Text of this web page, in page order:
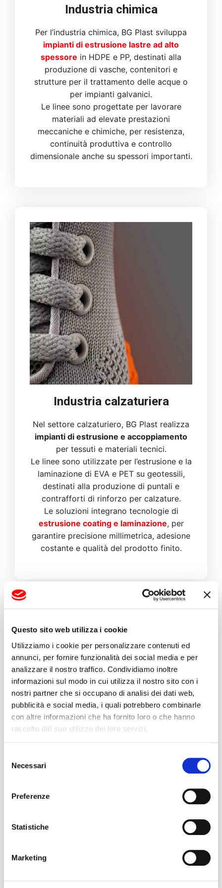
Questo sito web utilizza i cookie
Utilizziamo i cookie per personalizzare contenuti ed
annunci, per fornire funzionalità dei social media e per
analizzare il nostro traffico. Condividiamo inoltre
informazioni sul modo in cui utilizza il nostro sito con i
nostri partner che si occupano di analisi dei dati web,
pubblicità e social media, i quali potrebbero combinarle
con altre informazioni che ha fornito loro o che hanno
raccolto dal suo utilizzo dei loro servizi.
delNecessari
Preferenze
Statistiche
Marketing
Industria chimica
Per l’industria chimica, BG Plast sviluppa
impianti di estrusione lastre ad alto
spessore in HDPE e PP, destinati alla
produzione di vasche, contenitori e
strutture per il trattamento delle acque o
per impianti galvanici.
Le linee sono progettate per lavorare
materiali ad elevate prestazioni
meccaniche e chimiche, per resistenza,
continuità produttiva e controllo
dimensionale anche su spessori importanti.
Industria calzaturiera
Nel settore calzaturiero, BG Plast realizza
impianti di estrusione e accoppiamento
per tessuti e materiali tecnici.
Le linee sono utilizzate per l’estrusione e la
laminazione di EVA e PET su geotessili,
destinati alla produzione di puntali e
contrafforti di rinforzo per calzature.
Le soluzioni integrano tecnologie di
estrusione coating e laminazione, per
garantire precisione millimetrica, adesione
costante e qualità del prodotto finito.
linee di estrusione plastica
dedicate a
Gli impianti sono utilizzati per l’estrusione